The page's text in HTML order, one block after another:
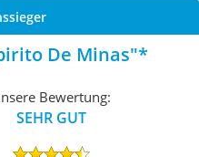
De Minas"
Bewertung:
SEHR GUT